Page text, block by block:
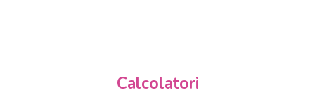
Calcolatori